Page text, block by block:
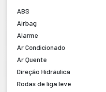
ABS
Airbag
Alarme
Ar Condicionado
Ar Quente
Direção Hidráulica
Rodas de liga leve